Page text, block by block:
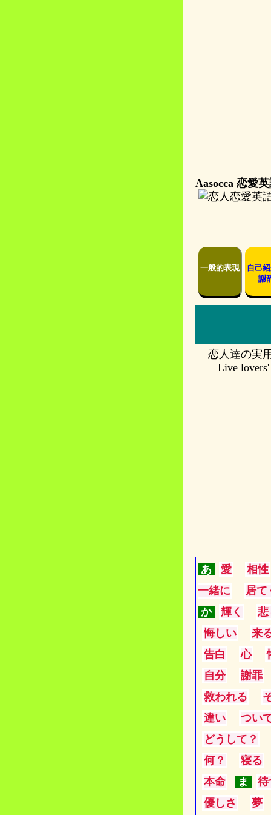
Aasocca 恋愛
一般的表現
自己
謝
恋人達の実
Live lovers'
あ 愛
相性
一緒に
居て
か
輝く
悲
悔しい
来
告白
心
自分
謝罪
救われる
違い
つい
どうして？
何？
寝る
本命
ま
待
優しさ
夢